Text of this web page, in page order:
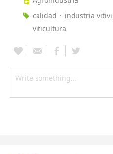
calidad
industria
viticultura